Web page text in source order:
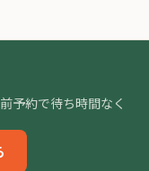
予約で待ち時間なく